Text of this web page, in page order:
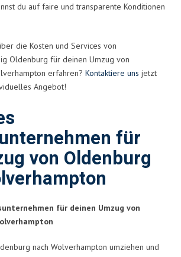
du auf faire und transparente Konditionen
die Kosten und Services von
Oldenburg für deinen Umzug von
erfahren? Kontaktiere uns jetzt
Angebot!
für
von Oldenburg
für deinen Umzug von
nach Wolverhampton umziehen und